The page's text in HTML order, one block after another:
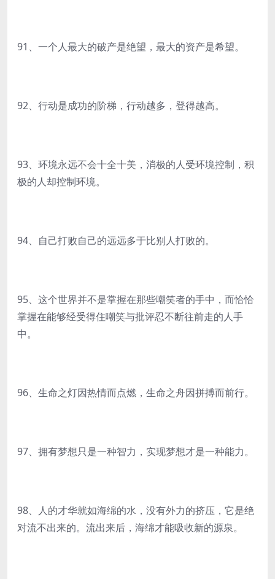
91、一个人最大的破产是绝望，最大的资产是希望。
92、行动是成功的阶梯，行动越多，登得越高。
93、环境永远不会十全十美，消极的人受环境控制，积
极的人却控制环境。
94、自己打败自己的远远多于比别人打败的。
95、这个世界并不是掌握在那些嘲笑者的手中，而恰恰
掌握在能够经受得住嘲笑与批评忍不断往前走的人手
中。
96、生命之灯因热情而点燃，生命之舟因拼搏而前行。
97、拥有梦想只是一种智力，实现梦想才是一种能力。
98、人的才华就如海绵的水，没有外力的挤压，它是绝
对流不出来的。流出来后，海绵才能吸收新的源泉。